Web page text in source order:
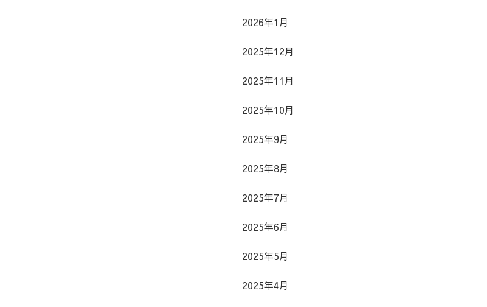
2026年1月
2025年12月
2025年11月
2025年10月
2025年9月
2025年8月
2025年7月
2025年6月
2025年5月
2025年4月